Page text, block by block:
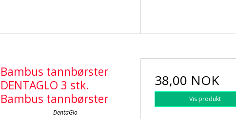
Bambus tannbørster
DENTAGLO 3 stk.
Bambus tannbørster
DentaGlo
38,00 NOK
Vis produkt